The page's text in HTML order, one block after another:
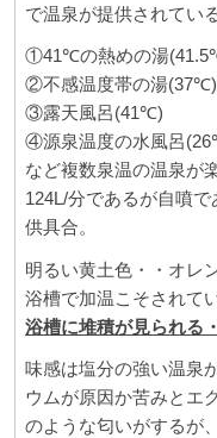
で温泉が提供されてい
①41℃の熱めの湯
②不感温度帯の湯(37℃)
③露天風呂(41℃)
④源泉温度の水風呂
など複数泉温の温泉が
124L/分であるが自噴
供具合。
明るい黄土色・・オレ
浴槽で加温こそされて
浴槽に堆積が見られる
味感は塩分の強い温泉
ウムが原因か苦みとエ
のような匂いがするが